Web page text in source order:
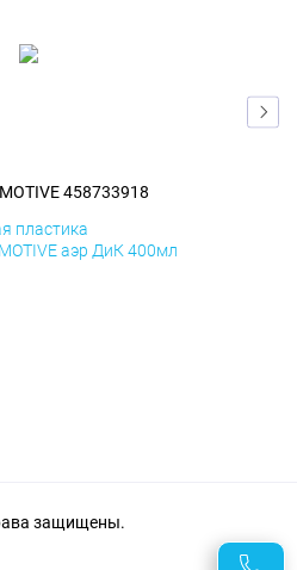
458733918
пластика
аэр ДиК 400мл
защищены.